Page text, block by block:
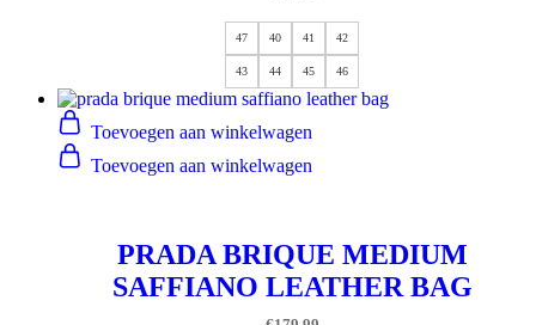
47 40 41 42
43 44 45 46
Toevoegen aan winkelwagen
Toevoegen aan winkelwagen
PRADA BRIQUE MEDIUM
SAFFIANO LEATHER BAG